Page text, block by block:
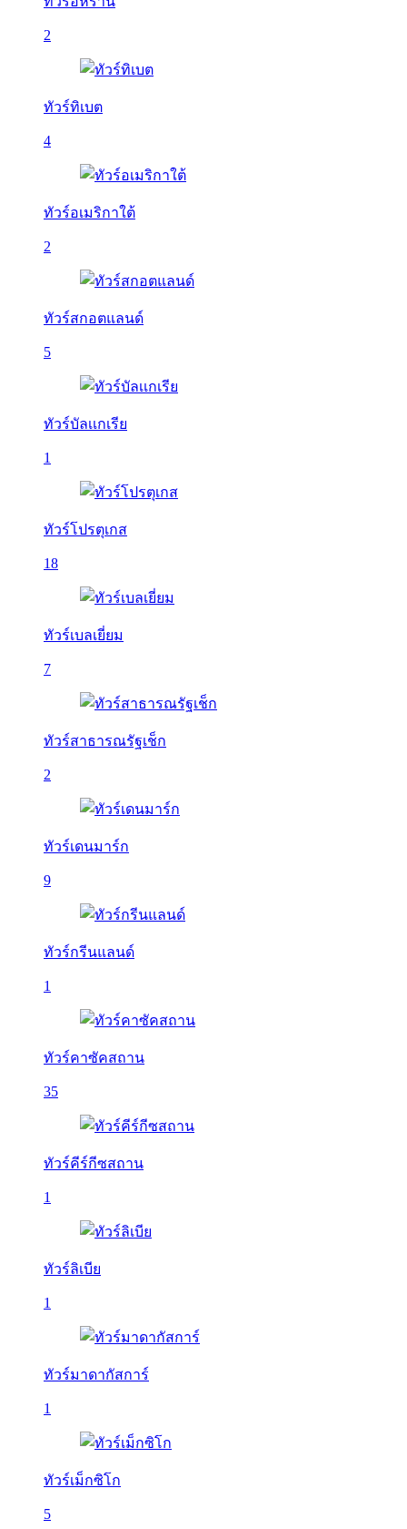
2
ทัวร์ทิเบต
4
ทัวร์อเมริกาใต้
2
ทัวร์สกอตแลนด์
5
ทัวร์บัลเเกเรีย
1
ทัวร์โปรตุเกส
18
ทัวร์เบลเยี่ยม
7
ทัวร์สาธารณรัฐเช็ก
2
ทัวร์เดนมาร์ก
9
ทัวร์กรีนแลนด์
1
ทัวร์คาซัคสถาน
35
ทัวร์คีร์กีซสถาน
1
ทัวร์ลิเบีย
1
ทัวร์มาดากัสการ์
1
ทัวร์เม็กซิโก
5